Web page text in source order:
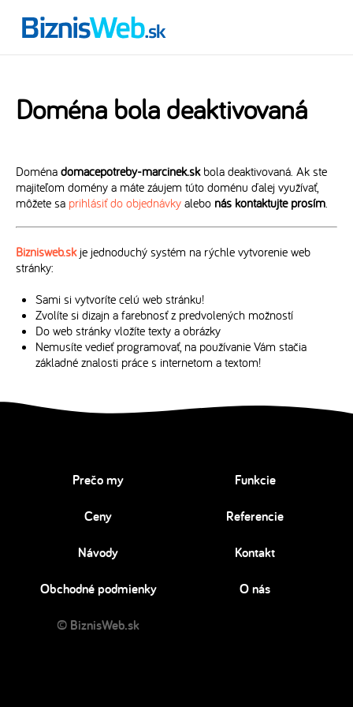
Doména bola deaktivovaná
Doména domacepotreby-marcinek.skbola deaktivovaná. Ak ste
majiteľom domény a máte záujem túto doménu ďalej využívať,
môžete sa prihlásiť do objednávky alebo nás kontaktujte prosím.
Biznisweb.skje jednoduchý systém na rýchle vytvorenie web
stránky:
Sami si vytvoríte celú web stránku!
Zvolíte si dizajn a farebnosť z predvolených možností
Do web stránky vložíte texty a obrázky
Nemusíte vedieť programovať, na používanie Vám stačia
základné znalosti práce s internetom a textom!
Prečo my Funkcie
Ceny Referencie
Návody Kontakt
Obchodné podmienky O nás
© BiznisWeb.sk